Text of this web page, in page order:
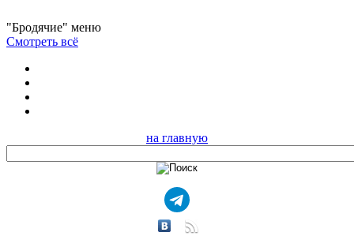
"Бродячие" меню
Смотреть всё
на главную